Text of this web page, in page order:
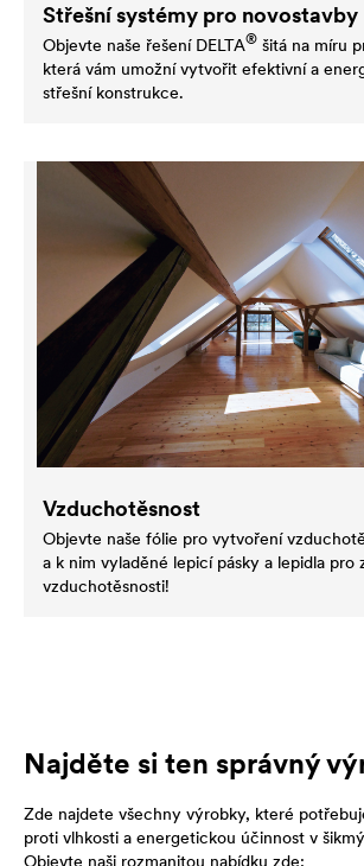
Střešní systémy pro novostavby
Objevte naše řešení DELTA® šitá na míru
která vám umožní vytvořit efektivní a
střešní konstrukce.
Vzduchotěsnost
Objevte naše fólie pro vytvoření
a k nim vyladěné lepicí pásky a lepidla pro
vzduchotěsnosti!
Najděte si ten správný
Zde najdete všechny výrobky, které
proti vlhkosti a energetickou účinnost v